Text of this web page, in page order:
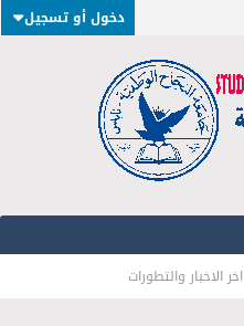
دخول أو تسجيل
اخر الاخبار والتطورات